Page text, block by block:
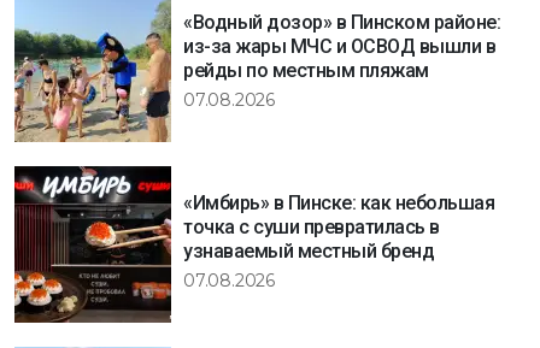
«Водный дозор» в Пинском районе:
из-за жары МЧС и ОСВОД вышли в
рейды по местным пляжам
07.08.2026
«Имбирь» в Пинске: как небольшая
точка с суши превратилась в
узнаваемый местный бренд
07.08.2026